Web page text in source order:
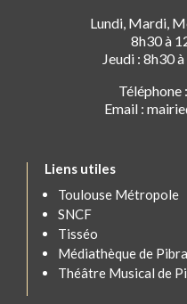
Lundi, Mardi,
8h30 à
Jeudi : 8h30
Téléphone
Email :
Liens utiles
Toulouse Métropole
SNCF
Tisséo
Médiathèque de
Théâtre Musical de